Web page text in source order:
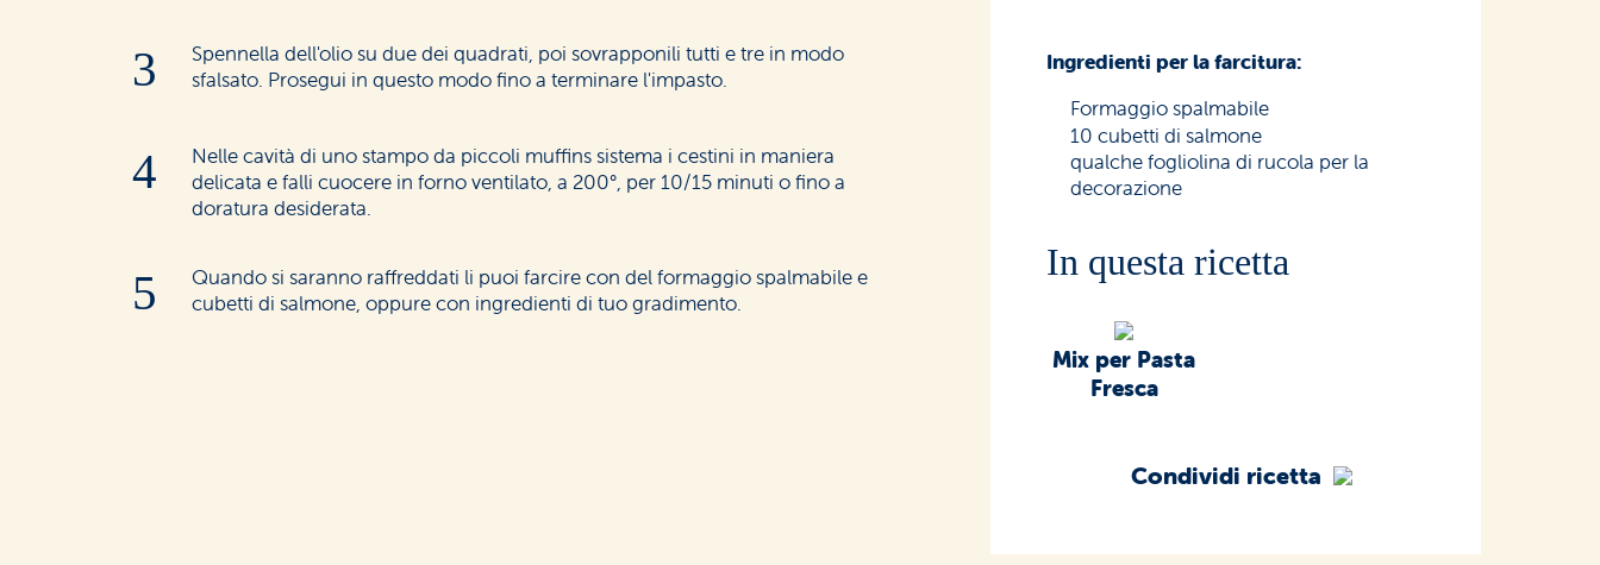
Ingredienti per la farcitura:
Formaggio spalmabile
10 cubetti di salmone
qualche fogliolina di rucola per la
decorazione
In questa ricetta
Mix per Pasta
Fresca
Condividi ricetta
Spennella dell'olio su due dei quadrati, poi sovrapponili tutti e tre in modo
sfalsato. Prosegui in questo modo fino a terminare l'impasto.
Nelle cavità di uno stampo da piccoli muffins sistema i cestini in maniera
delicata e falli cuocere in forno ventilato, a 200°, per 10/15 minuti o fino a
doratura desiderata.
Quando si saranno raffreddati li puoi farcire con del formaggio spalmabile e
cubetti di salmone, oppure con ingredienti di tuo gradimento.